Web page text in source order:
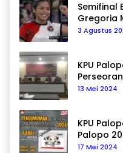
Semifinal
Gregoria
Pemain
3 Agustus
KPU
13 Mei 2024
KPU
Palopo
17 Mei 2024